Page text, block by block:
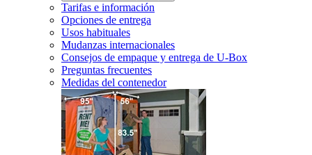
Tarifas e información
Opciones de entrega
Usos habituales
Mudanzas internacionales
Consejos de empaque y entrega de U-Box
Preguntas frecuentes
Medidas del contenedor